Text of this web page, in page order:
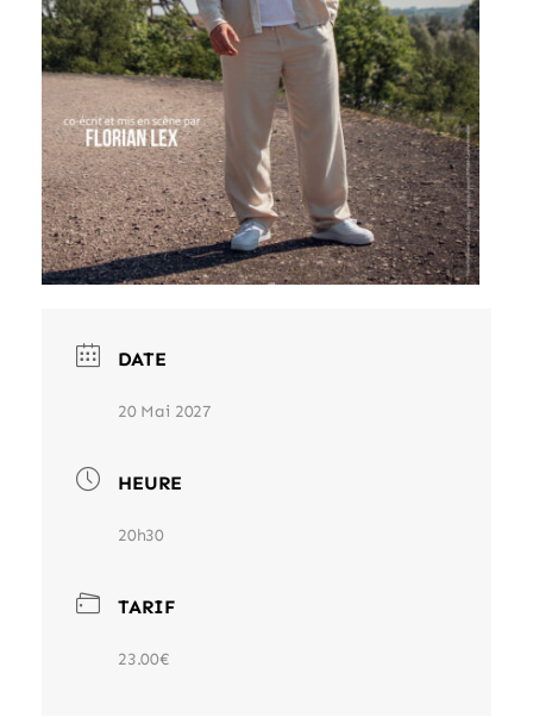
DATE
20 Mai 2027
HEURE
20h30
TARIF
23.00€